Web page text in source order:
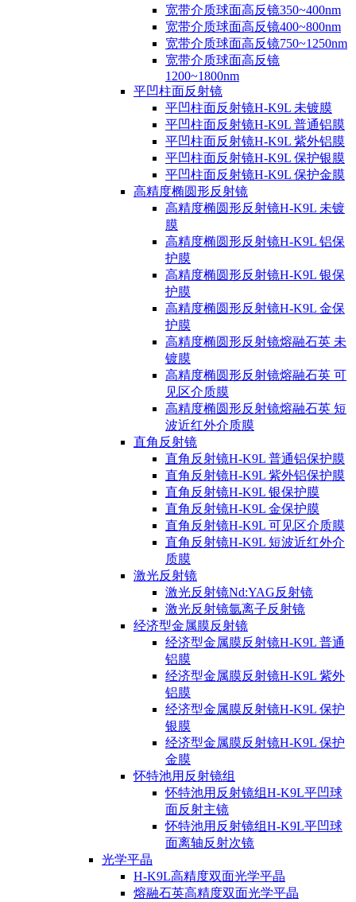
宽带介质球面高反镜350~400nm
宽带介质球面高反镜400~800nm
宽带介质球面高反镜750~1250nm
宽带介质球面高反镜
1200~1800nm
平凹柱面反射镜
平凹柱面反射镜H-K9L 未镀膜
平凹柱面反射镜H-K9L 普通铝膜
平凹柱面反射镜H-K9L 紫外铝膜
平凹柱面反射镜H-K9L 保护银膜
平凹柱面反射镜H-K9L 保护金膜
高精度椭圆形反射镜
高精度椭圆形反射镜H-K9L 未镀
膜
高精度椭圆形反射镜H-K9L 铝保
护膜
高精度椭圆形反射镜H-K9L 银保
护膜
高精度椭圆形反射镜H-K9L 金保
护膜
高精度椭圆形反射镜熔融石英 未
镀膜
高精度椭圆形反射镜熔融石英 可
见区介质膜
高精度椭圆形反射镜熔融石英 短
波近红外介质膜
直角反射镜
直角反射镜H-K9L 普通铝保护膜
直角反射镜H-K9L 紫外铝保护膜
直角反射镜H-K9L 银保护膜
直角反射镜H-K9L 金保护膜
直角反射镜H-K9L 可见区介质膜
直角反射镜H-K9L 短波近红外介
质膜
激光反射镜
激光反射镜Nd:YAG反射镜
激光反射镜氩离子反射镜
经济型金属膜反射镜
经济型金属膜反射镜H-K9L 普通
铝膜
经济型金属膜反射镜H-K9L 紫外
铝膜
经济型金属膜反射镜H-K9L 保护
银膜
经济型金属膜反射镜H-K9L 保护
金膜
怀特池用反射镜组
怀特池用反射镜组H-K9L平凹球
面反射主镜
怀特池用反射镜组H-K9L平凹球
面离轴反射次镜
光学平晶
H-K9L高精度双面光学平晶
熔融石英高精度双面光学平晶